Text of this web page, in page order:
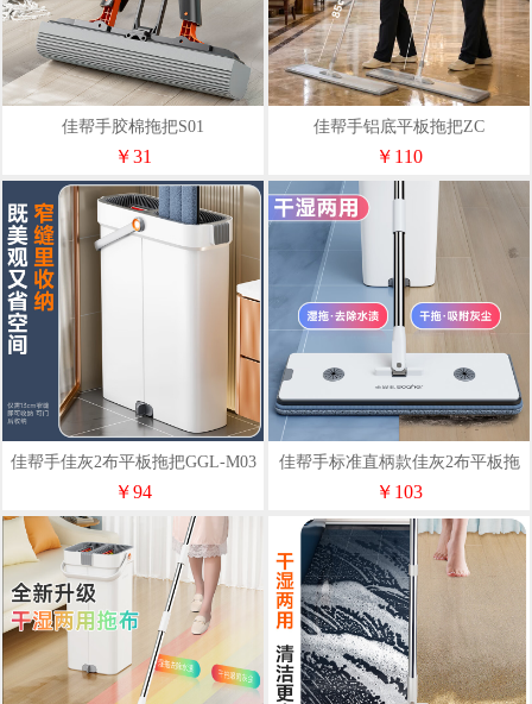
佳帮手胶棉拖把S01
￥31
佳帮手铝底平板拖把ZC
￥110
佳帮手佳灰2布平板拖把GGL-M03
￥94
佳帮手标准直柄款佳灰2布平板拖
把GGL-M03
￥103